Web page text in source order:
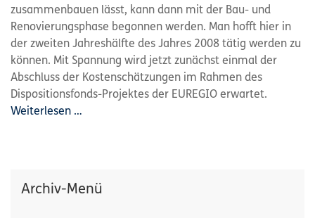
zusammenbauen lässt, kann dann mit der Bau- und
Renovierungsphase begonnen werden. Man hofft hier in
der zweiten Jahreshälfte des Jahres 2008 tätig werden zu
können. Mit Spannung wird jetzt zunächst einmal der
Abschluss der Kostenschätzungen im Rahmen des
Dispositionsfonds-Projektes der EUREGIO erwartet.
Weiterlesen …
Archiv-Menü